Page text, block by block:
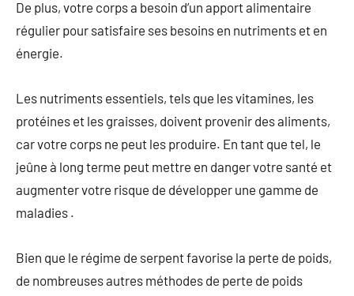
De plus, votre corps a besoin d’un apport alimentaire
régulier pour satisfaire ses besoins en nutriments et en
énergie.
Les nutriments essentiels, tels que les vitamines, les
protéines et les graisses, doivent provenir des aliments,
car votre corps ne peut les produire. En tant que tel, le
jeûne à long terme peut mettre en danger votre santé et
augmenter votre risque de développer une gamme de
maladies .
Bien que le régime de serpent favorise la perte de poids,
de nombreuses autres méthodes de perte de poids